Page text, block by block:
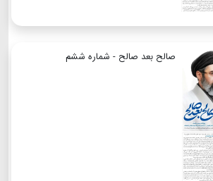
صالح بعد صالح - شماره ششم